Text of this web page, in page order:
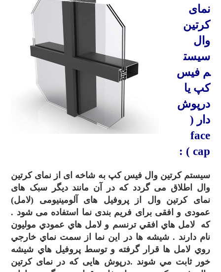
نمای
کرتین
وال
سیست
مفیس
کپیا
درپوش
دار (
face
cap )
:
سیستم کرتین وال فیس کپ به شاخه ای از نمای کرتین
وال اطلاق می گردد که در آن مانند دیگر سبک های
نمای کرتین وال از پروفیل های آلومینیومی (لامل)
عمودی و افقی برای فریم بندی نما استفاده می شود .
که لامل هاي افقي ترنسم و لامل هاي عمودي موليون
نام دارند . شيشه ها در اين نما از سمت نماي خارجي
روي لامل ها قرار گرفته و توسط پروفيل هاي شيشه
خور ثابت مي شوند .درپوش هایی که در نمای کرتین